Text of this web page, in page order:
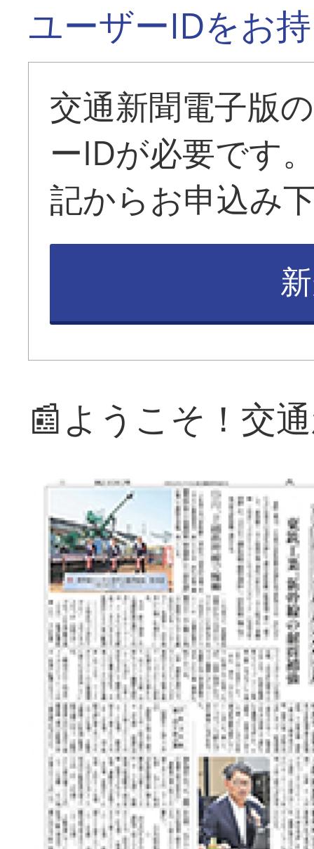
ユーザーIDをお
交通新聞電子版
ーIDが必要です
記からお申込み
📰ようこそ！交